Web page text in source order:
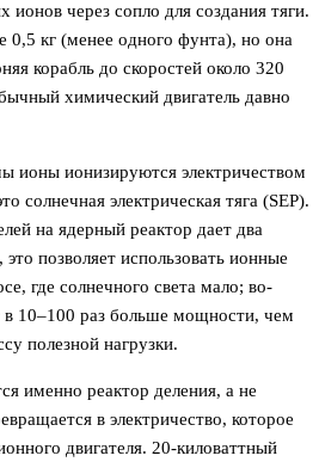
ионов через сопло для создания тяги.
0,5 кг (менее одного фунта), но она
корабль до скоростей около 320
химический двигатель давно
ионы ионизируются электричеством
солнечная электрическая тяга (SEP).
на ядерный реактор дает два
позволяет использовать ионные
где солнечного света мало; во-
в 10–100 раз больше мощности, чем
полезной нагрузки.
именно реактор деления, а не
в электричество, которое
двигателя. 20-киловаттный